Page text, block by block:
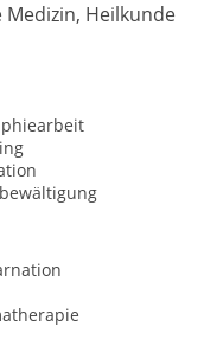
Heilkunde